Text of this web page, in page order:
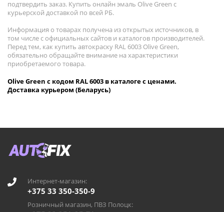
подтвердить заказ. Купить онлайн эмаль Olive Green с
курьерской доставкой по всей РБ.
Информация о товарах получена из открытых источников, в
том числе с официальных сайтов и каталогов производителей.
Перед тем, как купить автокраску RAL 6003 Olive Green,
обязательно обращайте внимание на характеристики
приобретаемого товара.
Olive Green с кодом RAL 6003 в каталоге с ценами.
Доставка курьером (Беларусь)
Интернет-магазин:
+375 33 350-350-9
Розничный магазин, ПВЗ Полоцк: